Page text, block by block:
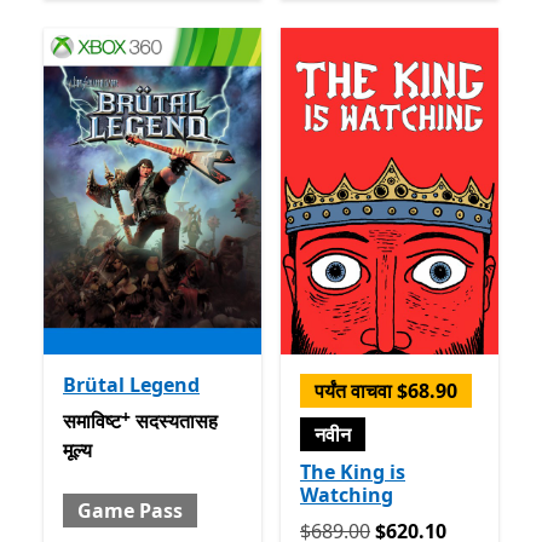
Brütal Legend
समाविष्ट सदस्यतासह मूल्य Game Passअॅप खरेदीमधले ऑफर्स
समाविष्ट+ सदस्यतासह
मूल्य
Game Pass
पर्यंत वाचवा $68.90
नवीन
The King is
Watching
मूलतः $689.00 आता $620.10
$689.00$620.10